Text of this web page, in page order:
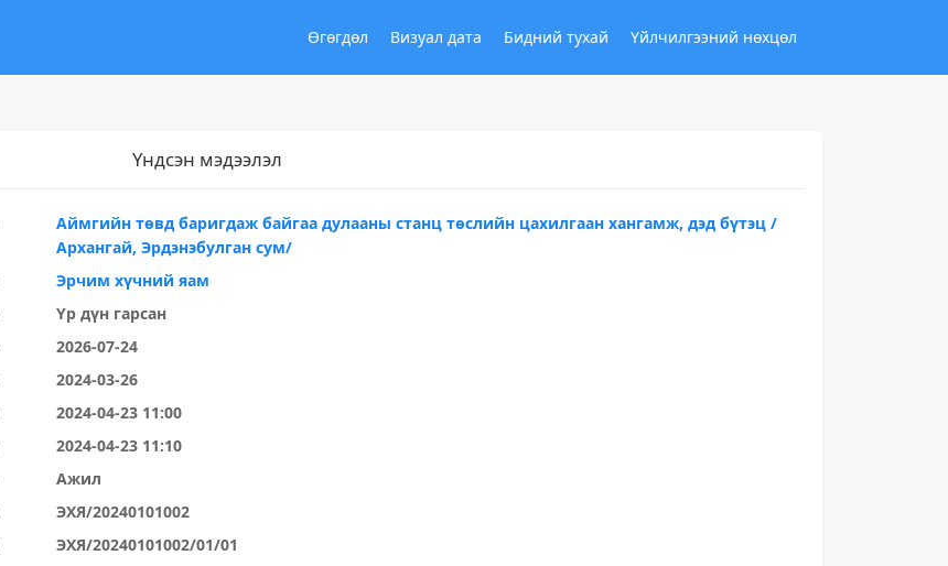
Өгөгдөл Визуал дата Бидний тухай Үйлчилгээний нөхцөл
Үндсэн мэдээлэл
Аймгийн төвд баригдаж байгаа дулааны станц төслийн цахилгаан хангамж, дэд бүтэц /
Архангай, Эрдэнэбулган сум/
Эрчим хүчний яам
Үр дүн гарсан
2026-07-24
2024-03-26
2024-04-23 11:00
2024-04-23 11:10
Ажил
ЭХЯ/20240101002
ЭХЯ/20240101002/01/01